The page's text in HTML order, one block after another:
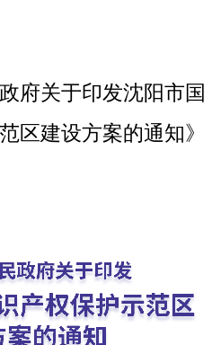
府关于印发沈阳市国
区建设方案的通知》